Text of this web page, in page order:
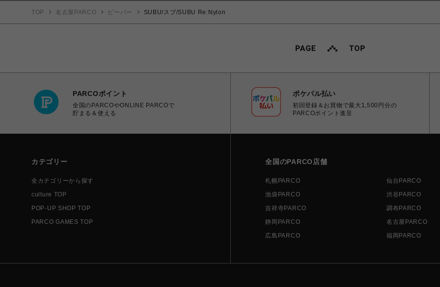
TOP 名古屋PARCO ビーバー SUBU/スブ/SUBU Re:Nylon
PARCOポイント
全国のPARCOやONLINE PARCOで
貯まる＆使える
ポケパル払い
初回登録＆お買物で最大1,500円分の
PARCOポイント進呈
カテゴリー
全カテゴリーから探す
culture TOP
POP-UP SHOP TOP
PARCO GAMES TOP
全国のPARCO店舗
札幌PARCO 仙台PARCO
池袋PARCO
渋谷PARCO
吉祥寺PARCO
調布PARCO
静岡PARCO
名古屋PARCO
広島PARCO
福岡PARCO